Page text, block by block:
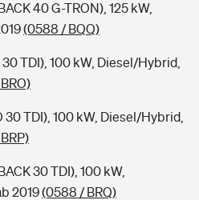
40 G-TRON), 125 kW,
(0588 / BQQ)
TDI), 100 kW, Diesel/Hybrid,
30 TDI), 100 kW, Diesel/Hybrid,
30 TDI), 100 kW,
2019(0588 / BRQ)